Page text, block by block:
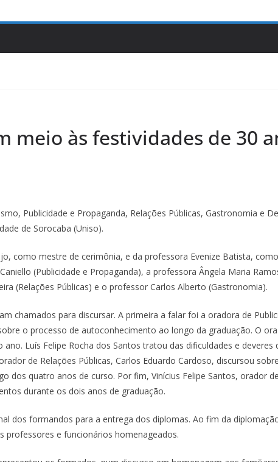
meio às festividades de 30
Publicidade e Propaganda, Relações Públicas, Gastronomia e
de Sorocaba (Uniso).
como mestre de cerimônia, e da professora Evenize Batista,
(Publicidade e Propaganda), a professora Ângela Maria
(Relações Públicas) e o professor Carlos Alberto (Gastronomia).
chamados para discursar. A primeira a falar foi a oradora de
o processo de autoconhecimento ao longo da graduação. O
Luís Felipe Rocha dos Santos tratou das dificuldades e deveres
de Relações Públicas, Carlos Eduardo Cardoso, discursou
dos quatro anos de curso. Por fim, Vinícius Felipe Santos, orador
durante os dois anos de graduação.
dos formandos para a entrega dos diplomas. Ao fim da
professores e funcionários homenageados.